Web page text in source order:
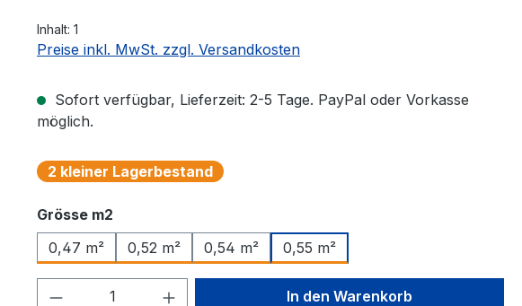
Inhalt: 1
Preise inkl. MwSt. zzgl. Versandkosten
Sofort verfügbar, Lieferzeit: 2-5 Tage. PayPal oder Vorkasse
möglich.
2 kleiner Lagerbestand
Grösse m2
0,47 m²
0,52 m² 0,54 m² 0,55 m²
Produkt Anzahl: Gib den gewünschten Wert
In den Warenkorb